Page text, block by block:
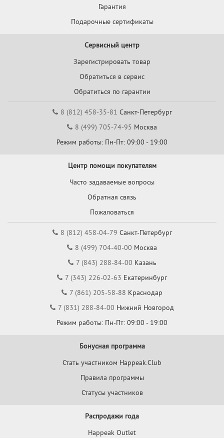
Гарантия
Подарочные сертификаты
Сервисный центр
Зарегистрировать товар
Обратиться в сервис
Обратиться по гарантии
8 (812) 458-35-81 Санкт-Петербург
8 (499) 705-74-95 Москва
Режим работы: Пн-Пт: 09:00 - 19:00
Центр помощи покупателям
Часто задаваемые вопросы
Обратная связь
Пожаловаться
8 (812) 458-04-79 Санкт-Петербург
8 (499) 704-40-00 Москва
7 (843) 288-84-00 Казань
7 (343) 226-02-63 Екатеринбург
7 (861) 205-58-88 Краснодар
7 (831) 288-84-00 Нижний Новгород
Режим работы: Пн-Пт: 09:00 - 19:00
Бонусная программа
Стать участником Happeak.Club
Правила программы
Статусы участников
Распродажи года
Happeak Outlet